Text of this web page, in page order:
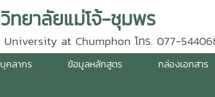
ทยาลัยแม่โจ้-ชุมพร
University at Chumphon โทร. 077-
บุคลากร ข้อมูลหลักสูตร กล่องเอกสาร